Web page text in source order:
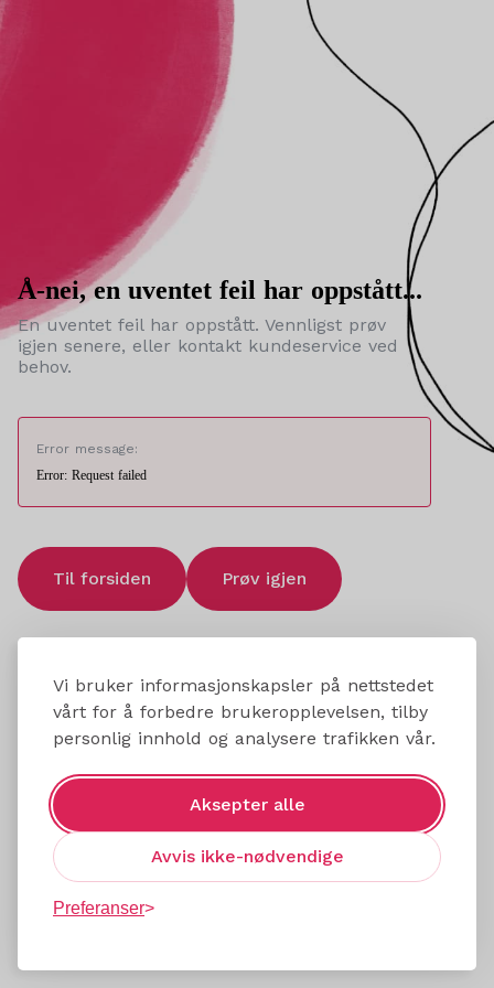
Vi bruker informasjonskapsler på nettstedet
vårt for å forbedre brukeropplevelsen, tilby
personlig innhold og analysere trafikken vår.
Aksepter alle
Avvis ikke-nødvendige
Preferanser
Å-nei, en uventet feil har oppstått...
En uventet feil har oppstått. Vennligst prøv
igjen senere, eller kontakt kundeservice ved
behov.
Error message:
Error: Request failed
Til forsiden Prøv igjen